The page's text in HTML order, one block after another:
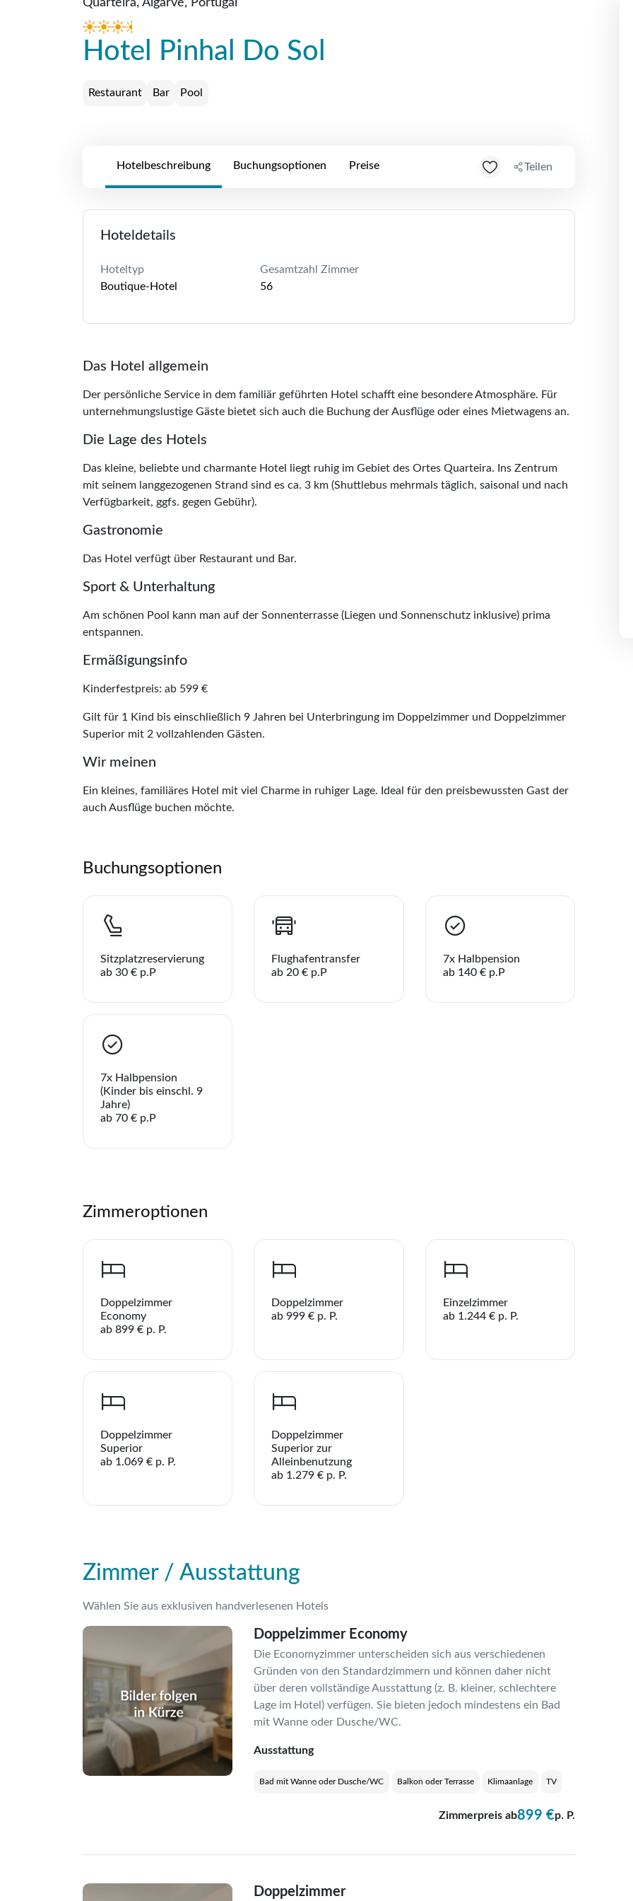
Merkliste
Sie haben noch keine Reisen oder Hotels auf der Merkliste gespeichert
Quarteira, Algarve, Portugal
Hotel Pinhal Do Sol
Restaurant Bar Pool
Hotelbeschreibung Buchungsoptionen Preise Teilen
Hotel Pinhal Do Sol
Hoteldetails
Hoteltyp
Boutique-Hotel
Gesamtzahl Zimmer
56
Das Hotel allgemein
Der persönliche Service in dem familiär geführten Hotel schafft eine besondere Atmosphäre. Für
unternehmungslustige Gäste bietet sich auch die Buchung der Ausflüge oder eines Mietwagens an.
Die Lage des Hotels
Das kleine, beliebte und charmante Hotel liegt ruhig im Gebiet des Ortes Quarteira. Ins Zentrum
mit seinem langgezogenen Strand sind es ca. 3 km (Shuttlebus mehrmals täglich, saisonal und nach
Verfügbarkeit, ggfs. gegen Gebühr).
Gastronomie
Das Hotel verfügt über Restaurant und Bar.
Sport & Unterhaltung
Am schönen Pool kann man auf der Sonnenterrasse (Liegen und Sonnenschutz inklusive) prima
entspannen.
Ermäßigungsinfo
Kinderfestpreis: ab 599 €
Gilt für 1 Kind bis einschließlich 9 Jahren bei Unterbringung im Doppelzimmer und Doppelzimmer
Superior mit 2 vollzahlenden Gästen.
Wir meinen
Ein kleines, familiäres Hotel mit viel Charme in ruhiger Lage. Ideal für den preisbewussten Gast der
auch Ausflüge buchen möchte.
Buchungsoptionen
Sitzplatzreservierung
ab 30 € p.P
Flughafentransfer
ab 20 € p.P
7x Halbpension
ab 140 € p.P
7x Halbpension
(Kinder bis einschl. 9
Jahre)
ab 70 € p.P
Zimmeroptionen
Doppelzimmer
Economy
ab 899 € p. P.
Doppelzimmer
ab 999 € p. P.
Einzelzimmer
ab 1.244 € p. P.
Doppelzimmer
Superior
ab 1.069 € p. P.
Doppelzimmer
Superior zur
Alleinbenutzung
ab 1.279 € p. P.
Zimmer / Ausstattung
Wählen Sie aus exklusiven handverlesenen Hotels
Doppelzimmer Economy
Die Economyzimmer unterscheiden sich aus verschiedenen
Gründen von den Standardzimmern und können daher nicht
über deren vollständige Ausstattung (z. B. kleiner, schlechtere
Lage im Hotel) verfügen. Sie bieten jedoch mindestens ein Bad
mit Wanne oder Dusche/WC.
Ausstattung
Bad mit Wanne oder Dusche/WC Balkon oder Terrasse Klimaanlage TV
Zimmerpreis ab899 €p. P.
Doppelzimmer